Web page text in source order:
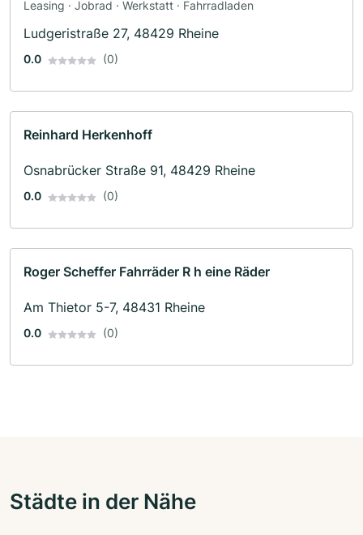
Leasing · Jobrad · Werkstatt · Fahrradladen
Ludgeristraße 27, 48429 Rheine
0.0 (0)
Reinhard Herkenhoff
Osnabrücker Straße 91, 48429 Rheine
0.0 (0)
Roger Scheffer Fahrräder R h eine Räder
Am Thietor 5-7, 48431 Rheine
0.0 (0)
Städte in der Nähe